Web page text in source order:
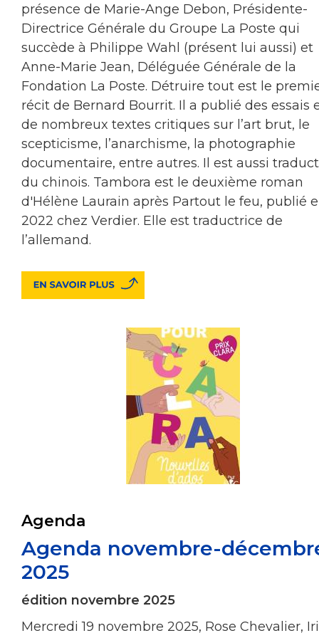
présence de Marie-Ange Debon, Présidente-
Directrice Générale du Groupe La Poste qui
succède à Philippe Wahl (présent lui aussi) et
Anne-Marie Jean, Déléguée Générale de la
Fondation La Poste. Détruire tout est le
récit de Bernard Bourrit. Il a publié des essais
de nombreux textes critiques sur l’art brut, le
scepticisme, l’anarchisme, la photographie
documentaire, entre autres. Il est aussi
du chinois. Tambora est le deuxième roman
d'Hélène Laurain après Partout le feu, publié
2022 chez Verdier. Elle est traductrice de
l’allemand.
Agenda
Agenda novembre-
2025
édition novembre 2025
Mercredi 19 novembre 2025, Rose Chevalier,